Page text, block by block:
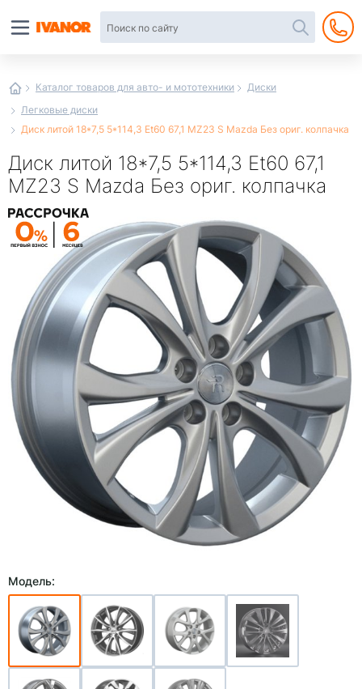
Каталог товаров для авто- и мототехники
Диски
Легковые диски
Диск литой 18*7,5 5*114,3 Et60 67,1 MZ23 S Mazda Без ориг. колпачка
Диск литой 18*7,5 5*114,3 Et60 67,1
MZ23 S Mazda Без ориг. колпачка
Модель:
интернет-